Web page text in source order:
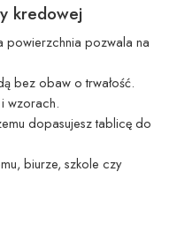
kredowej
powierzchnia pozwala na
bez obaw o trwałość.
wzorach.
dopasujesz tablicę do
biurze, szkole czy